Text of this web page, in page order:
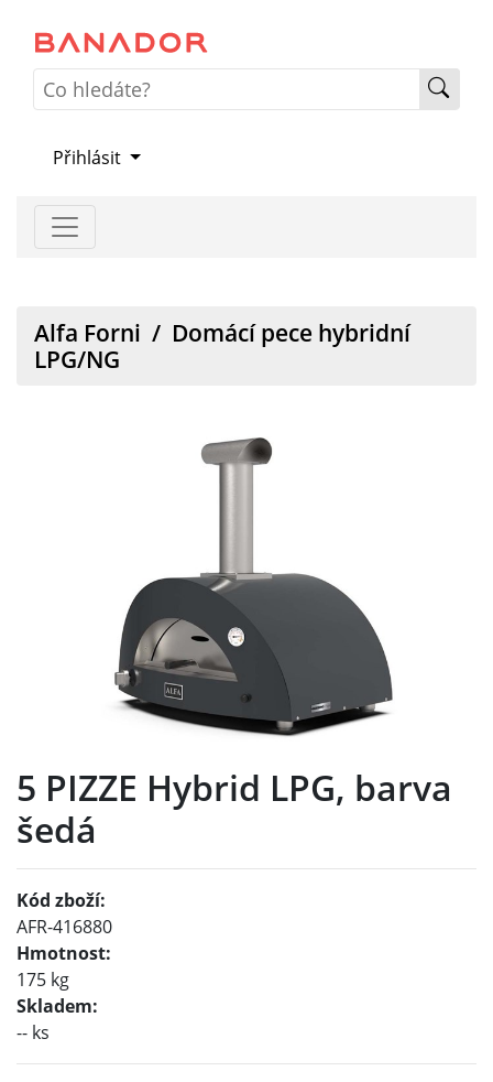
Přihlásit
Alfa Forni / Domácí pece hybridní
LPG/NG
5 PIZZE Hybrid LPG, barva
šedá
Kód zboží:
AFR-416880
Hmotnost:
175 kg
Skladem:
-- ks